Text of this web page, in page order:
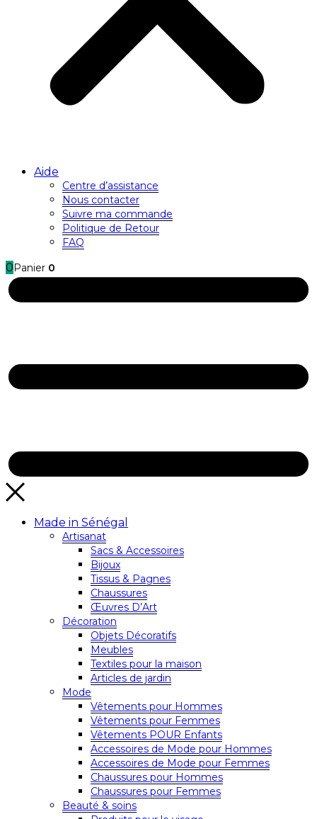
Aide
Centre d’assistance
Nous contacter
Suivre ma commande
Politique de Retour
FAQ
0 Panier 0
Made in Sénégal
Artisanat
Sacs & Accessoires
Bijoux
Tissus & Pagnes
Chaussures
Œuvres D’Art
Décoration
Objets Décoratifs
Meubles
Textiles pour la maison
Articles de jardin
Mode
Vêtements pour Hommes
Vêtements pour Femmes
Vêtements POUR Enfants
Accessoires de Mode pour Hommes
Accessoires de Mode pour Femmes
Chaussures pour Hommes
Chaussures pour Femmes
Beauté & soins